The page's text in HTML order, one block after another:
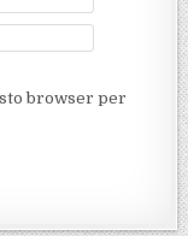
browser per